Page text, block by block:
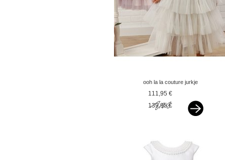
ooh la la couture jurkje
delphine offwhite vxx
111,95 €
139,95 €